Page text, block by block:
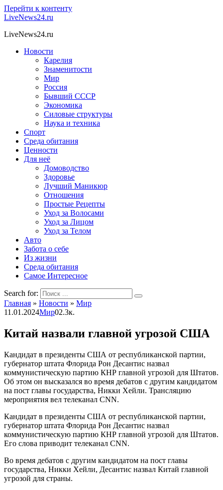
Перейти к контенту
LiveNews24.ru
LiveNews24.ru
Новости
Карелия
Знаменитости
Мир
Россия
Бывший СССР
Экономика
Силовые структуры
Наука и техника
Спорт
Среда обитания
Ценности
Для неё
Домоводство
Здоровье
Лучший Маникюр
Отношения
Простые Рецепты
Уход за Волосами
Уход за Лицом
Уход за Телом
Авто
Забота о себе
Из жизни
Среда обитания
Самое Интересное
Search for:
Главная » Новости » Мир
11.01.2024Мир02.3к.
Китай назвали главной угрозой США
Кандидат в президенты США от республиканской партии,
губернатор штата Флорида Рон Десантис назвал
коммунистическую партию КНР главной угрозой для Штатов.
Об этом он высказался во время дебатов с другим кандидатом
на пост главы государства, Никки Хейли. Трансляцию
мероприятия вел телеканал CNN.
Кандидат в президенты США от республиканской партии,
губернатор штата Флорида Рон Десантис назвал
коммунистическую партию КНР главной угрозой для Штатов.
Его слова приводит телеканал CNN.
Во время дебатов с другим кандидатом на пост главы
государства, Никки Хейли, Десантис назвал Китай главной
угрозой для страны.